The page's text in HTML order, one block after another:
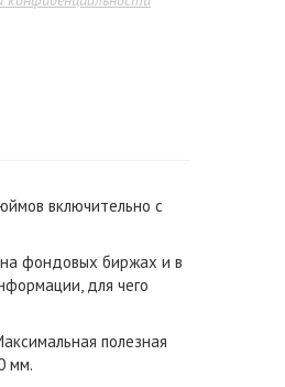
включительно с
на фондовых биржах и в
для чего
полезная
мм.